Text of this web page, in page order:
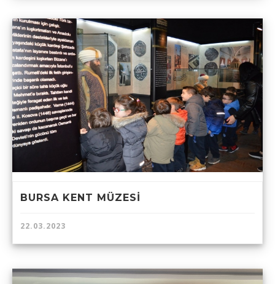
BURSA KENT MÜZESİ
22.03.2023